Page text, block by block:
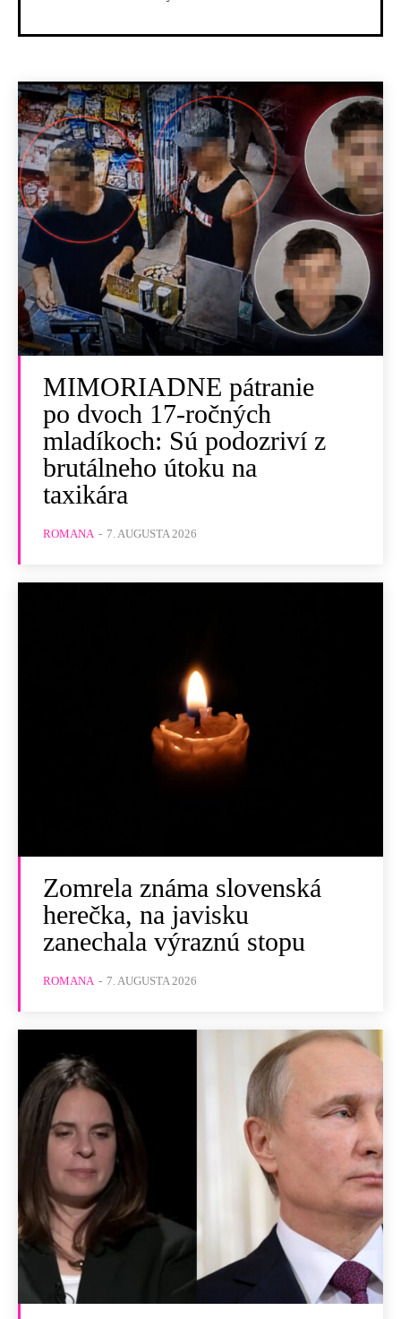
MIMORIADNE pátranie
po dvoch 17-ročných
mladíkoch: Sú podozriví z
brutálneho útoku na
taxikára
ROMANA - 7. AUGUSTA 2026
Zomrela známa slovenská
herečka, na javisku
zanechala výraznú stopu
ROMANA - 7. AUGUSTA 2026